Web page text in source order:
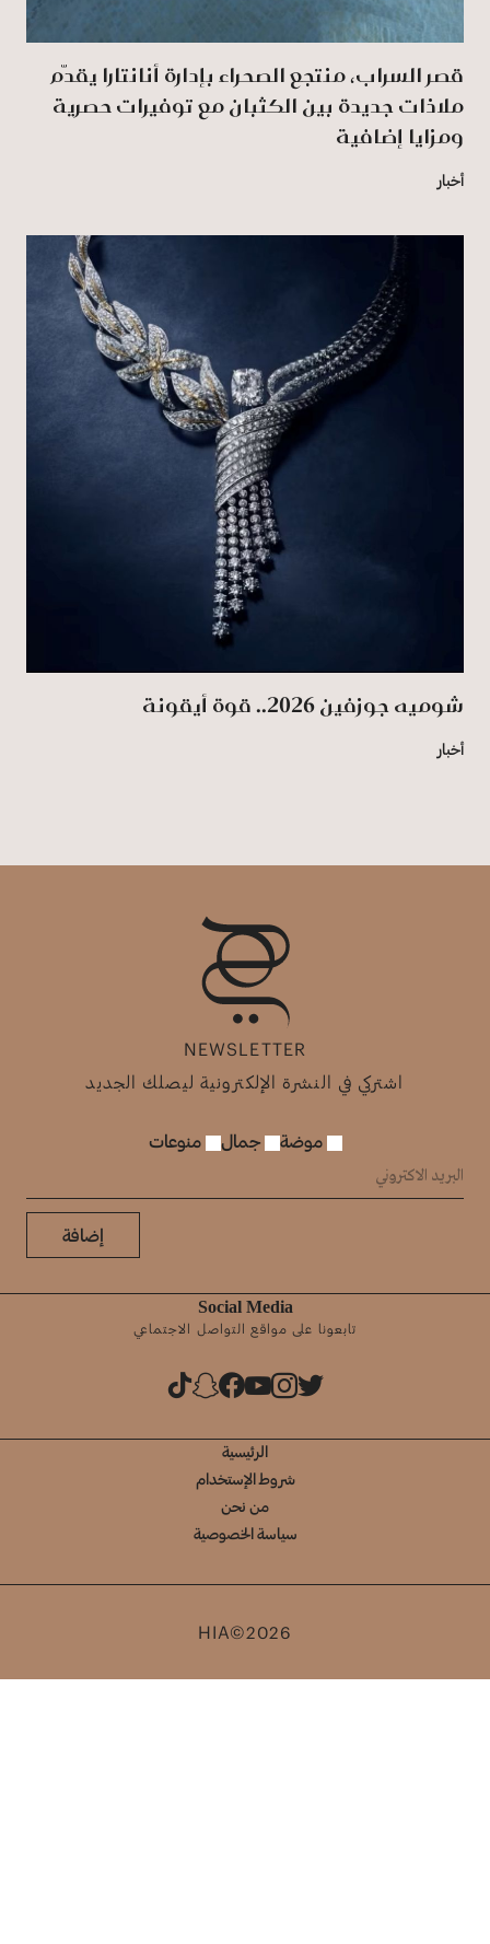
قصر السراب، منتجع الصحراء بإدارة أنانتارا يقدّم
ملاذات جديدة بين الكثبان مع توفيرات حصرية
ومزايا إضافية
أخبار
شوميه جوزفين 2026.. قوة أيقونة
أخبار
NEWSLETTER
اشتركي في النشرة الإلكترونية ليصلك الجديد
موضة جمال منوعات
إضافة
Social Media
تابعونا على مواقع التواصل الاجتماعي
الرئيسية
شروط الإستخدام
من نحن
سياسة الخصوصية
HIA©2026